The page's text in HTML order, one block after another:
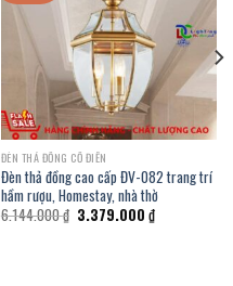
ĐÈN THẢ ĐỒNG CỔ ĐIỂN
Đèn thả đồng cao cấp ĐV-082 trang trí
hầm rượu, Homestay, nhà thờ
6.144.000₫ Giá
gốc
3.379.000 ₫Giá
hiện